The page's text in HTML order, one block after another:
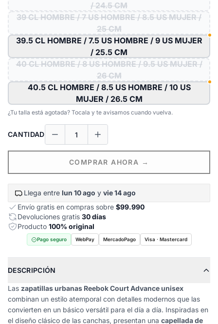
/ 24.5 CM
39 CL HOMBRE / 7 US HOMBRE / 8.5 US MUJER /
25 CM
39.5 CL HOMBRE / 7.5 US HOMBRE / 9 US MUJER
/ 25.5 CM
40 CL HOMBRE / 8 US HOMBRE / 9.5 US MUJER /
26 CM
40.5 CL HOMBRE / 8.5 US HOMBRE / 10 US
MUJER / 26.5 CM
¿Tu talla está agotada? Tocala y te avisamos cuando vuelva.
CANTIDAD
COMPRAR AHORA →
Llega entre lun 10 ago y vie 14 ago
Envío gratis en compras sobre $99.990
Devoluciones gratis 30 días
Producto 100% original
Pago seguro WebPay MercadoPago Visa · Mastercard
DESCRIPCIÓN
Las zapatillas urbanas Reebok Court Advance unisex
combinan un estilo atemporal con detalles modernos que las
convierten en un básico versátil para el día a día. Inspiradas en
el diseño clásico de las canchas, presentan una capellada de